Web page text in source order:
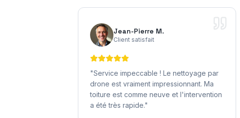
Jean-Pierre M.
Client satisfait
"Service impeccable ! Le nettoyage par
drone est vraiment impressionnant. Ma
toiture est comme neuve et l'intervention
a été très rapide."